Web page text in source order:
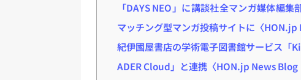
「DAYS NEO」に講談社全マンガ媒体編
マッチング型マンガ投稿サイトに〈
紀伊國屋書店の学術電子図書館サービス「
ADER Cloud」と連携〈HON.jp News Blog